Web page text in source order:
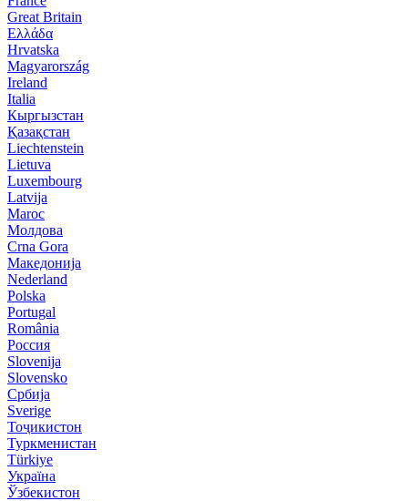
Great Britain
Ελλάδα
Hrvatska
Magyarország
Ireland
Italia
Кыргызстан
Қазақстан
Liechtenstein
Lietuva
Luxembourg
Latvija
Maroc
Молдова
Crna Gora
Македонија
Nederland
Polska
Portugal
România
Россия
Slovenija
Slovensko
Србија
Sverige
Тоҷикистон
Туркменистан
Türkiye
Україна
Ўзбекистон